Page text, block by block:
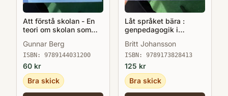
Att förstå skolan - En
teori om skolan som
organisationer
Gunnar Berg
ISBN: 9789144031200
60 kr
Bra skick
Låt språket bära :
genpedagogik i
Britt Johansson
ISBN: 9789173828413
125 kr
Bra skick